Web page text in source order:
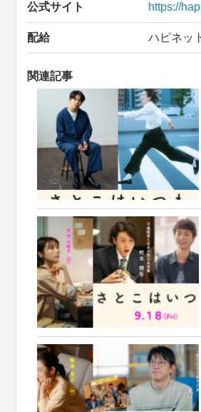
公式サイト https://
配給 ハピネッ
関連記事